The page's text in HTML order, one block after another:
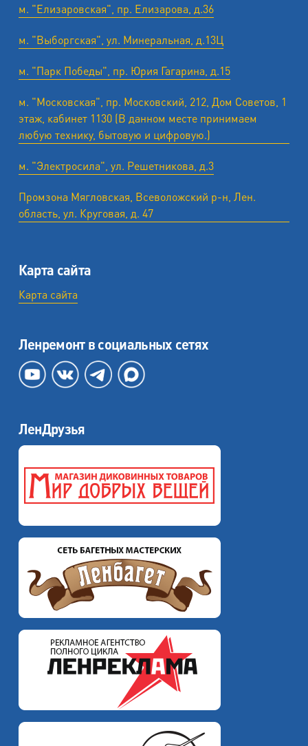
м. "Елизаровская", пр. Елизарова, д.36
м. "Выборгская", ул. Минеральная, д.13Ц
м. "Парк Победы", пр. Юрия Гагарина, д.15
м. "Московская", пр. Московский, 212, Дом Советов, 1
этаж, кабинет 1130 (В данном месте принимаем
любую технику, бытовую и цифровую.)
м. "Электросила", ул. Решетникова, д.3
Промзона Мягловская, Всеволожский р-н, Лен.
область, ул. ​Круговая, д. 47
Карта сайта
Карта сайта
Ленремонт в социальных сетях
ЛенДрузья